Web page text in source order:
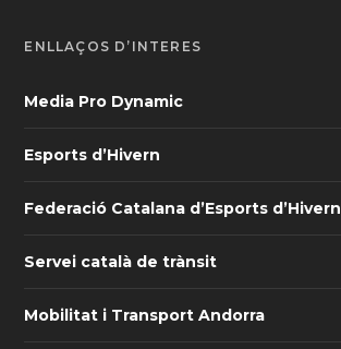
ENLLAÇOS D’INTERÈS
Media Pro Dynamic
Esports d’Hivern
Federació Catalana d’Esports d’Hivern
Servei català de trànsit
Mobilitat i Transport Andorra